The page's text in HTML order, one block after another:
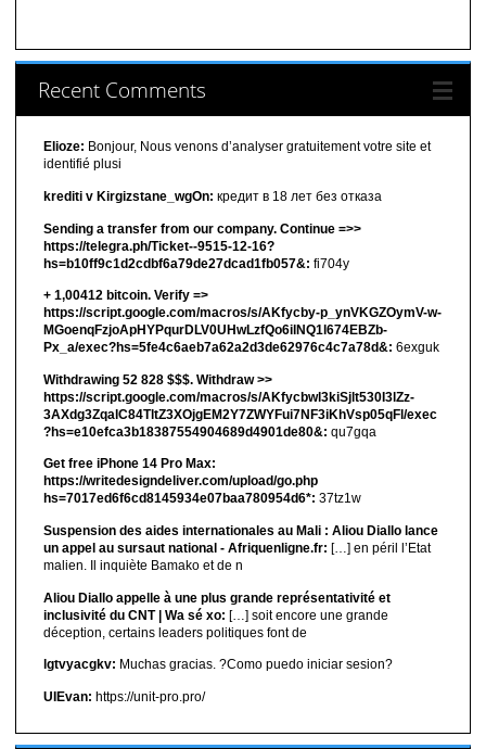
Recent Comments
Elioze: Bonjour, Nous venons d’analyser gratuitement votre site et
identifié plusi
krediti v Kirgizstane_wgOn: кредит в 18 лет без отказа
Sending a transfer from our company. Continue =>>
https://telegra.ph/Ticket--9515-12-16?
hs=b10ff9c1d2cdbf6a79de27dcad1fb057&: fi704y
+ 1,00412 bitсоin. Verify =>
https://script.google.com/macros/s/AKfycby-p_ynVKGZOymV-w-
MGoenqFzjoApHYPqurDLV0UHwLzfQo6ilNQ1l674EBZb-
Px_a/exec?hs=5fe4c6aeb7a62a2d3de62976c4c7a78d&: 6exguk
Withdrawing 52 828 $$$. Withdrаw >>
https://script.google.com/macros/s/AKfycbwl3kiSjlt530I3lZz-
3AXdg3ZqalC84TltZ3XOjgEM2Y7ZWYFui7NF3iKhVsp05qFl/exec
?hs=e10efca3b18387554904689d4901de80&: qu7gqa
Get free iPhone 14 Pro Max:
https://writedesigndeliver.com/upload/go.php
hs=7017ed6f6cd8145934e07baa780954d6*: 37tz1w
Suspension des aides internationales au Mali : Aliou Diallo lance
un appel au sursaut national - Afriquenligne.fr: […] en péril l’Etat
malien. Il inquiète Bamako et de n
Aliou Diallo appelle à une plus grande représentativité et
inclusivité du CNT | Wa sé xo: […] soit encore une grande
déception, certains leaders politiques font de
lgtvyacgkv: Muchas gracias. ?Como puedo iniciar sesion?
UIEvan: https://unit-pro.pro/